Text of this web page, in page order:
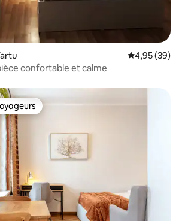
Évaluation
4,95 (39)
confortable et calme